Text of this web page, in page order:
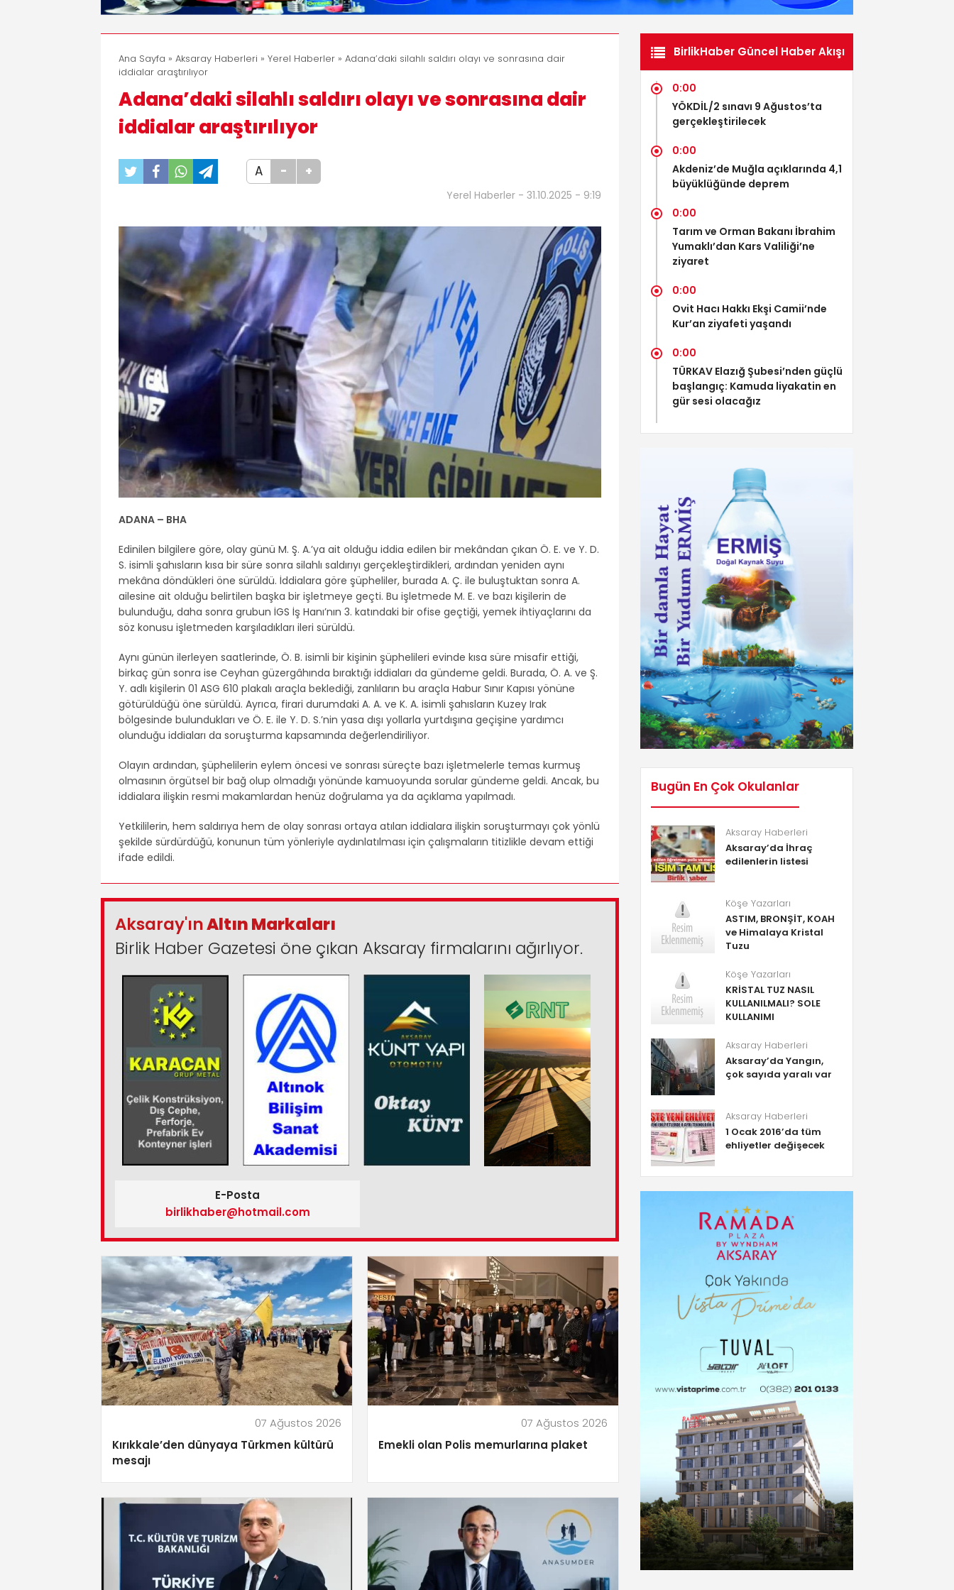
Ana Sayfa » Aksaray Haberleri » Yerel Haberler » Adana’daki silahlı saldırı olayı ve sonrasına dair
iddialar araştırılıyor
Adana’daki silahlı saldırı olayı ve sonrasına dair
iddialar araştırılıyor
A - +
Yerel Haberler - 31.10.2025 - 9:19
ADANA – BHA
Edinilen bilgilere göre, olay günü M. Ş. A.’ya ait olduğu iddia edilen bir mekândan çıkan Ö. E. ve Y. D.
S. isimli şahısların kısa bir süre sonra silahlı saldırıyı gerçekleştirdikleri, ardından yeniden aynı
mekâna döndükleri öne sürüldü. İddialara göre şüpheliler, burada A. Ç. ile buluştuktan sonra A.
ailesine ait olduğu belirtilen başka bir işletmeye geçti. Bu işletmede M. E. ve bazı kişilerin de
bulunduğu, daha sonra grubun İGS İş Hanı’nın 3. katındaki bir ofise geçtiği, yemek ihtiyaçlarını da
söz konusu işletmeden karşıladıkları ileri sürüldü.
Aynı günün ilerleyen saatlerinde, Ö. B. isimli bir kişinin şüphelileri evinde kısa süre misafir ettiği,
birkaç gün sonra ise Ceyhan güzergâhında bıraktığı iddiaları da gündeme geldi. Burada, Ö. A. ve Ş.
Y. adlı kişilerin 01 ASG 610 plakalı araçla beklediği, zanlıların bu araçla Habur Sınır Kapısı yönüne
götürüldüğü öne sürüldü. Ayrıca, firari durumdaki A. A. ve K. A. isimli şahısların Kuzey Irak
bölgesinde bulundukları ve Ö. E. ile Y. D. S.’nin yasa dışı yollarla yurtdışına geçişine yardımcı
olunduğu iddiaları da soruşturma kapsamında değerlendiriliyor.
Olayın ardından, şüphelilerin eylem öncesi ve sonrası süreçte bazı işletmelerle temas kurmuş
olmasının örgütsel bir bağ olup olmadığı yönünde kamuoyunda sorular gündeme geldi. Ancak, bu
iddialara ilişkin resmi makamlardan henüz doğrulama ya da açıklama yapılmadı.
Yetkililerin, hem saldırıya hem de olay sonrası ortaya atılan iddialara ilişkin soruşturmayı çok yönlü
şekilde sürdürdüğü, konunun tüm yönleriyle aydınlatılması için çalışmaların titizlikle devam ettiği
ifade edildi.
Aksaray'ınAltın Markaları
Birlik Haber Gazetesi öne çıkan Aksaray firmalarını ağırlıyor.
E-Posta
birlikhaber@hotmail.com
07 Ağustos 2026
Kırıkkale’den dünyaya Türkmen kültürü
mesajı
07 Ağustos 2026
Emekli olan Polis memurlarına plaket
BirlikHaber Güncel Haber Akışı
0:00
YÖKDİL/2 sınavı 9 Ağustos’ta
gerçekleştirilecek
0:00
Akdeniz’de Muğla açıklarında 4,1
büyüklüğünde deprem
0:00
Tarım ve Orman Bakanı İbrahim
Yumaklı’dan Kars Valiliği’ne
ziyaret
0:00
Ovit Hacı Hakkı Ekşi Camii’nde
Kur’an ziyafeti yaşandı
0:00
TÜRKAV Elazığ Şubesi’nden güçlü
başlangıç: Kamuda liyakatin en
gür sesi olacağız
Bugün En Çok Okulanlar
Aksaray Haberleri
Aksaray’da İhraç
edilenlerin listesi
Köşe Yazarları
ASTIM, BRONŞİT, KOAH
ve Himalaya Kristal
Tuzu
Köşe Yazarları
KRİSTAL TUZ NASIL
KULLANILMALI? SOLE
KULLANIMI
Aksaray Haberleri
Aksaray’da Yangın,
çok sayıda yaralı var
Aksaray Haberleri
1 Ocak 2016’da tüm
ehliyetler değişecek